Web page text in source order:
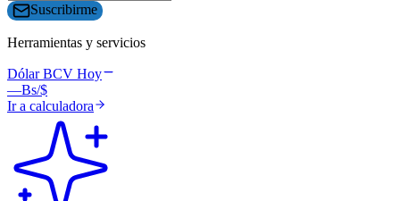
Suscribirme
Herramientas y servicios
Dólar BCV Hoy
—Bs/$
Ir a calculadora